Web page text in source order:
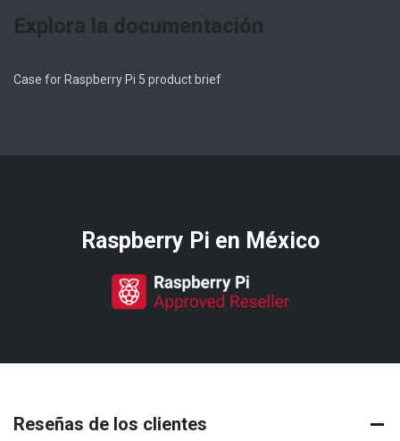
Explora la documentación
Case for Raspberry Pi 5 product brief
Raspberry Pi​ en México
Reseñas de los clientes